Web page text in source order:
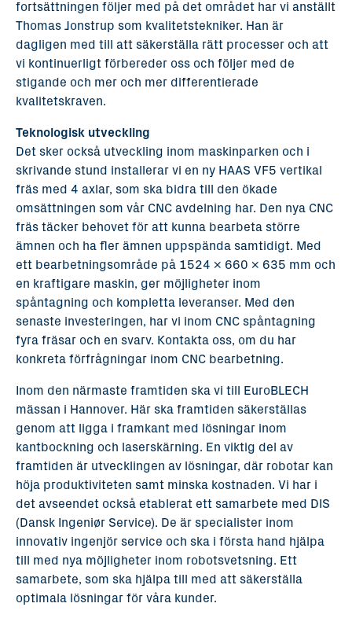
fortsättningen följer med på det området har vi anställt
Thomas Jonstrup som kvalitetstekniker. Han är
dagligen med till att säkerställa rätt processer och att
vi kontinuerligt förbereder oss och följer med de
stigande och mer och mer differentierade
kvalitetskraven.
Teknologisk utveckling
Det sker också utveckling inom maskinparken och i
skrivande stund installerar vi en ny HAAS VF5 vertikal
fräs med 4 axlar, som ska bidra till den ökade
omsättningen som vår CNC avdelning har. Den nya CNC
fräs täcker behovet för att kunna bearbeta större
ämnen och ha fler ämnen uppspända samtidigt. Med
ett bearbetningsområde på 1524 x 660 x 635 mm och
en kraftigare maskin, ger möjligheter inom
spåntagning och kompletta leveranser. Med den
senaste investeringen, har vi inom CNC spåntagning
fyra fräsar och en svarv. Kontakta oss, om du har
konkreta förfrågningar inom CNC bearbetning.
Inom den närmaste framtiden ska vi till EuroBLECH
mässan i Hannover. Här ska framtiden säkerställas
genom att ligga i framkant med lösningar inom
kantbockning och laserskärning. En viktig del av
framtiden är utvecklingen av lösningar, där robotar kan
höja produktiviteten samt minska kostnaden. Vi har i
det avseendet också etablerat ett samarbete med DIS
(Dansk Ingeniør Service). De är specialister inom
innovativ ingenjör service och ska i första hand hjälpa
till med nya möjligheter inom robotsvetsning. Ett
samarbete, som ska hjälpa till med att säkerställa
optimala lösningar för våra kunder.